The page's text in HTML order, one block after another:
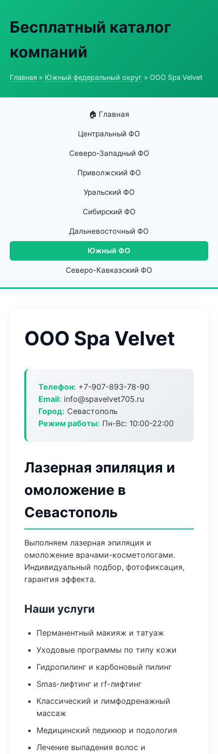
Бесплатный каталог
компаний
Главная » Южный федеральный округ » ООО Spa Velvet
🏠 Главная
Центральный ФО
Северо-Западный ФО
Приволжский ФО
Уральский ФО
Сибирский ФО
Дальневосточный ФО
Южный ФО
Северо-Кавказский ФО
ООО Spa Velvet
Телефон: +7-907-893-78-90
Email: info@spavelvet705.ru
Город: Севастополь
Режим работы: Пн-Вс: 10:00-22:00
Лазерная эпиляция и
омоложение в
Севастополь
Выполняем лазерная эпиляция и
омоложение врачами-косметологами.
Индивидуальный подбор, фотофиксация,
гарантия эффекта.
Наши услуги
Перманентный макияж и татуаж
Уходовые программы по типу кожи
Гидропилинг и карбоновый пилинг
Smas-лифтинг и rf-лифтинг
Классический и лимфодренажный
массаж
Медицинский педикюр и подология
Лечение выпадения волос и